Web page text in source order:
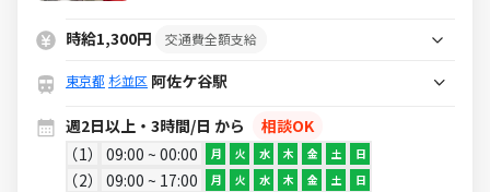
ョン加入など嬉しい待遇あり♪
時給1,300円 交通費全額支給
東京都 杉並区 阿佐ケ谷駅
週2日以上・3時間/日 から
相談OK
1
09:00 ~ 00:00 月 火 水 木 金 土 日
2 09:00 ~ 17:00 月 火 水 木 金 土 日